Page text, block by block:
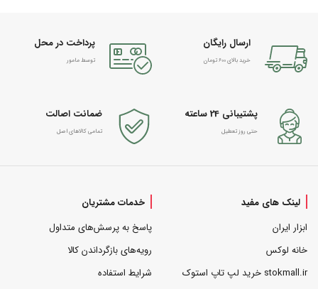
ارسال رایگان
خرید بالای 600 تومان
پرداخت در محل
توسط مامور
پشتیبانی 24 ساعته
حتی روز تعطیل
ضمانت اصالت
تمامی کالاهای اصل
لینک های مفید
ابزار ایران
خانه لوکس
stokmall.ir خرید لپ تاپ استوک
خدمات مشتریان
پاسخ به پرسش‌های متداول
رویه‌های بازگرداندن کالا
شرایط استفاده